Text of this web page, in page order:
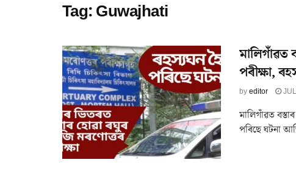
Tag:Guwajhati
মালিগাঁৱত
পৰীক্ষা,
byeditor
মালিগাঁৱত
পৰিছে ঘটনা